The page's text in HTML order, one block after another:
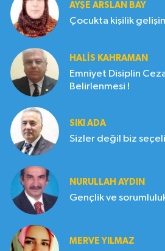
AYŞE ARSLAN BAY
Çocukta kişilik
HALIS KAHRAMAN
Emniyet Disiplin
Belirlenmesi !
SIKI ADA
Sizler değil biz
NURULLAH AYDIN
Gençlik ve
MERVE YILMAZ